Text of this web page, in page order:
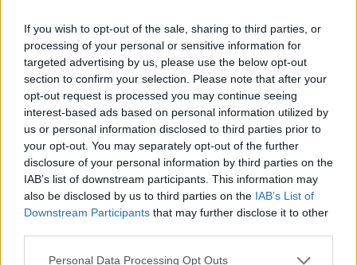
If you wish to opt-out of the sale, sharing to third parties, or
processing of your personal or sensitive information for
targeted advertising by us, please use the below opt-out
section to confirm your selection. Please note that after your
opt-out request is processed you may continue seeing
interest-based ads based on personal information utilized by
us or personal information disclosed to third parties prior to
your opt-out. You may separately opt-out of the further
disclosure of your personal information by third parties on the
IAB’s list of downstream participants. This information may
also be disclosed by us to third parties on the IAB’s List of
Downstream Participants that may further disclose it to other
Personal Data Processing Opt Outs
θεραπειών.